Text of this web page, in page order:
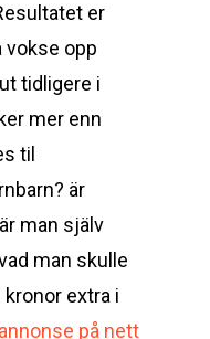
er
vokse opp
tidligere i
mer enn
til
är
man själv
man skulle
kronor extra i
på nett